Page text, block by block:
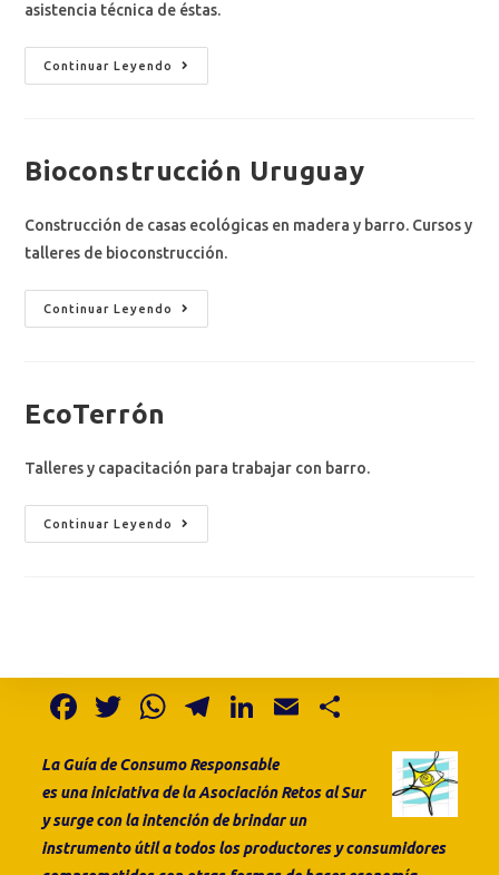
asistencia técnica de éstas.​
Continuar Leyendo
Bioconstrucción Uruguay
Construcción de casas ecológicas en madera y barro. Cursos y
talleres de bioconstrucción.
Continuar Leyendo
EcoTerrón
Talleres y capacitación para trabajar con barro.
Continuar Leyendo
F
c
e
b
T
it
te
r
W
at
s
A
T
e
gr
a
Li
k
e
dI
E
l
ar
La Guía de ConsumoResponsable
esunainiciativa de laAsociación Retos al Sur
y surge con la intención de brindar un
instrumento útil a todos los productores y consumidores